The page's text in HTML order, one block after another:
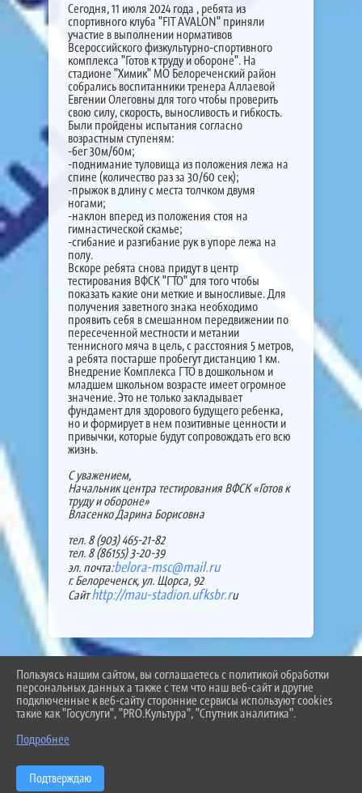
Сегодня, 11 июля 2024 года , ребята из
спортивного клуба "FIT AVALON" приняли
участие в выполнении нормативов
Всероссийского физкультурно-спортивного
комплекса "Готов к труду и обороне". На
стадионе "Химик" МО Белореченский район
собрались воспитанники тренера Аллаевой
Евгении Олеговны для того чтобы проверить
свою силу, скорость, выносливость и гибкость.
Были пройдены испытания согласно
возрастным ступеням:
-бег 30м/60м;
-поднимание туловища из положения лежа на
спине (количество раз за 30/60 сек);
-прыжок в длину с места толчком двумя
ногами;
-наклон вперед из положения стоя на
гимнастической скамье;
-сгибание и разгибание рук в упоре лежа на
полу.
Вскоре ребята снова придут в центр
тестирования ВФСК "ГТО" для того чтобы
показать какие они меткие и выносливые. Для
получения заветного знака необходимо
проявить себя в смешанном передвижении по
пересеченной местности и метании
теннисного мяча в цель, с расстояния 5 метров,
а ребята постарше пробегут дистанцию 1 км.
Внедрение Комплекса ГТО в дошкольном и
младшем школьном возрасте имеет огромное
значение. Это не только закладывает
фундамент для здорового будущего ребенка,
но и формирует в нем позитивные ценности и
привычки, которые будут сопровождать его всю
жизнь.
С уважением,
Начальник центра тестирования ВФСК «Готов к
труду и обороне»
Власенко Дарина Борисовна
тел. 8 (903) 465-21-82
тел. 8 (86155) 3-20-39
эл. почта:belora-msc@mail.ru
г. Белореченск, ул. Щорса, 92
Сайтhttp://mau-stadion.ufksbr.ru
2026 Г. BEL-SCHOOL3.RU
ВХОД
КАРТА САЙТА
СДЕЛАНО НА KUBCMS
РАЗРАБОТКА И ПОДДЕРЖКА
Пользуясь нашим сайтом, вы соглашаетесь с политикой обработки
персональных данных а также с тем что наш веб-сайт и другие
подключенные к веб-сайту сторонние сервисы используют cookies
такие как "Госуслуги", "PRO.Культура", "Спутник аналитика".
Подробнее
Подтверждаю